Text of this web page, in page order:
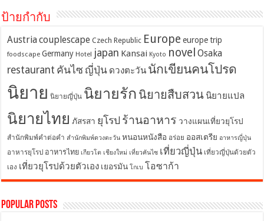
ป้ายกำกับ
Austriacouplescape Czech Republic Europe europe trip
foodscape Germany Hotel japan Kansai Kyoto novel Osaka
restaurant คันไซ ญี่ปุ่น ดวงตะวัน นักเขียนคนโปรด
นิยาย นิยายญี่ปุ่น นิยายรัก นิยายสืบสวน นิยายแปล
นิยายไทย ภัสรสา ยุโรป ร้านอาหาร วางแผนเที่ยวยุโรป
สำนักพิมพ์คำต่อคำ สำนักพิมพ์ดวงตะวัน หนอนหนังสือ อร่อย ออสเตรีย อาหารญี่ปุ่น
อาหารยุโรป อาหารไทย เกียวโต เชียงใหม่ เที่ยวคันไซ เที่ยวญี่ปุ่น เที่ยวญี่ปุ่นด้วยตัว
เอง เที่ยวยุโรปด้วยตัวเอง เยอรมัน โกเบ โอซาก้า
Popular Posts